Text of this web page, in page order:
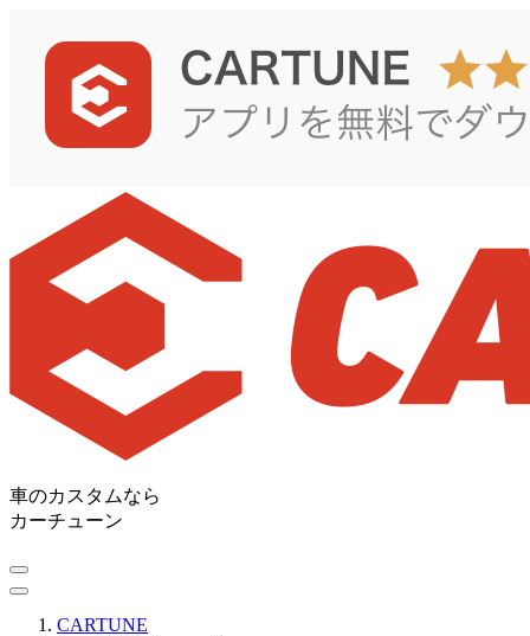
車のカスタムなら
カーチューン
CARTUNE